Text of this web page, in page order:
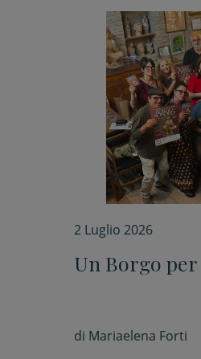
2 Luglio 2026
Un Borgo
di Mariaelena Forti